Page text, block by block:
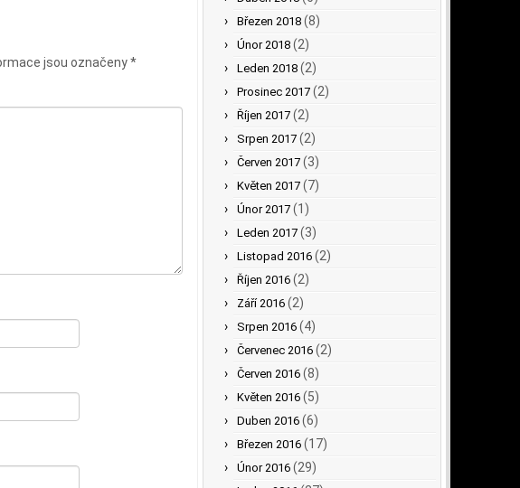
jsou označeny*
Březen 2018 (8)
Únor 2018 (2)
Leden 2018 (2)
Prosinec 2017 (2)
Říjen 2017 (2)
Srpen 2017 (2)
Červen 2017 (3)
Květen 2017 (7)
Únor 2017 (1)
Leden 2017 (3)
Listopad 2016 (2)
Říjen 2016 (2)
Září 2016 (2)
Srpen 2016 (4)
Červenec 2016 (2)
Červen 2016 (8)
Květen 2016 (5)
Duben 2016 (6)
Březen 2016 (17)
Únor 2016 (29)